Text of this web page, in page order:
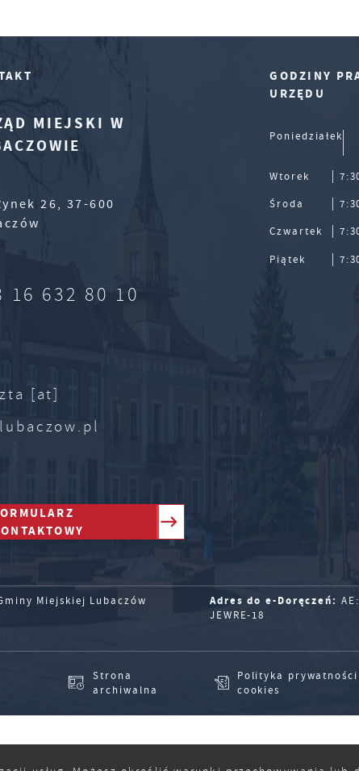
MIEJSKI W
26, 37-600
16 632 80 10
[at]
GODZINY
URZĘDU
Poniedziałek
Wtorek
Środa
Czwartek
Piątek
Miejskiej Lubaczów
Adres do e-Doręczeń:
JEWRE-18
Strona
archiwalna
Polityka
cookies